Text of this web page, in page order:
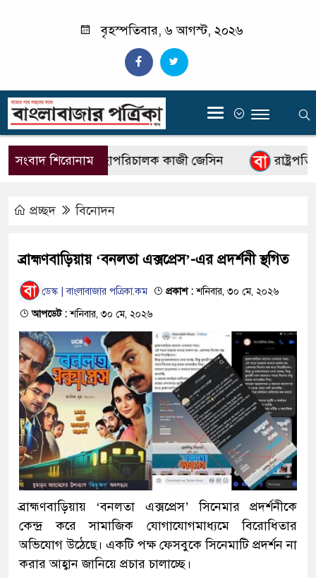
বৃহস্পতিবার, ৬ আগস্ট, ২০২৬
‍
সংবাদ শিরোনাম
বিটিভির নতুন মহাপরিচালক কাজী জেসিন রাষ্ট্রপতি
প্রচ্ছদ বিনোদন
ব্রাহ্মণবাড়িয়ায় ‘বনলতা এক্সপ্রেস’-এর প্রদর্শনী স্থগিত
ডেস্ক | বাংলাবাজার পত্রিকা.কম প্রকাশ :শনিবার, ৩০ মে, ২০২৬
আপডেট :শনিবার, ৩০ মে, ২০২৬
ব্রাহ্মণবাড়িয়ায় ‘বনলতা এক্সপ্রেস’ সিনেমার প্রদর্শনীকে
কেন্দ্র করে সামাজিক যোগাযোগমাধ্যমে বিরোধিতার
অভিযোগ উঠেছে। একটি পক্ষ ফেসবুকে সিনেমাটি প্রদর্শন না
করার আহ্বান জানিয়ে প্রচার চালাচ্ছে।